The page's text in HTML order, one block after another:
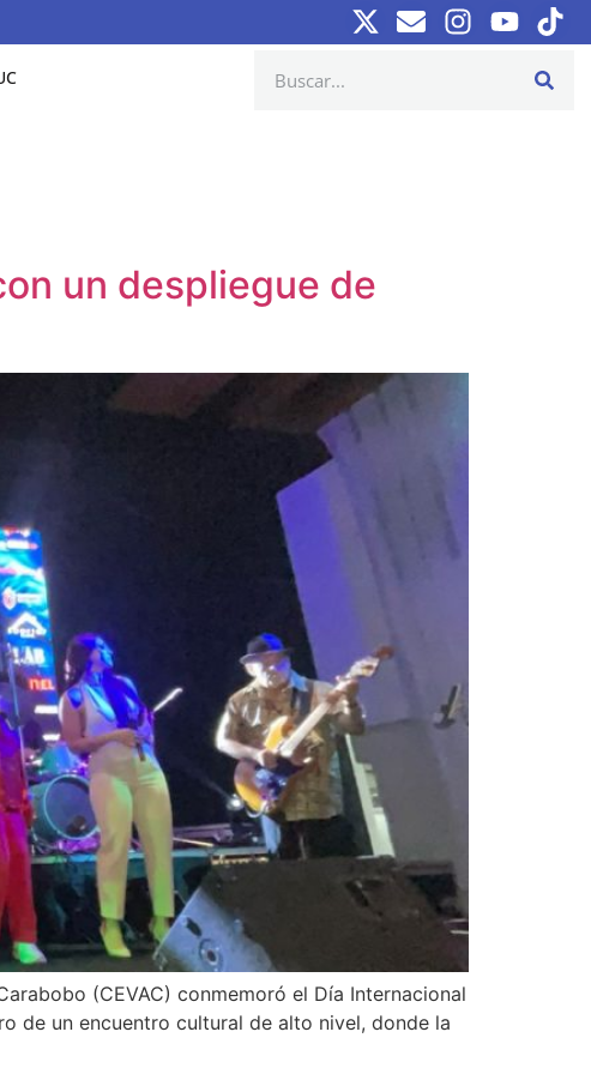
un despliegue de
(CEVAC) conmemoró el Día Internacional
de un encuentro cultural de alto nivel, donde la